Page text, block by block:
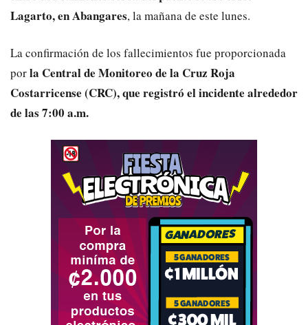
Lagarto, en Abangares, la mañana de este lunes.
La confirmación de los fallecimientos fue proporcionada
porla Central de Monitoreo de la Cruz Roja
Costarricense (CRC), que registró el incidente alrededor
de las 7:00 a.m.